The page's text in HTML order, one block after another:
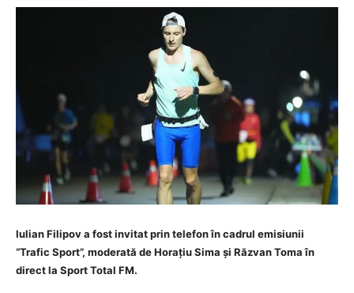
Iulian Filipov a fost invitat prin telefon în cadrul emisiunii
“Trafic Sport”, moderată de Horațiu Sima și Răzvan Toma în
direct la Sport Total FM.